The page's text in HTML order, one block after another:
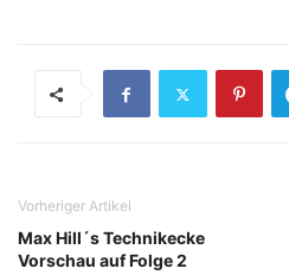
Vorheriger Artikel
Max Hill´s Technikecke
Vorschau auf Folge 2